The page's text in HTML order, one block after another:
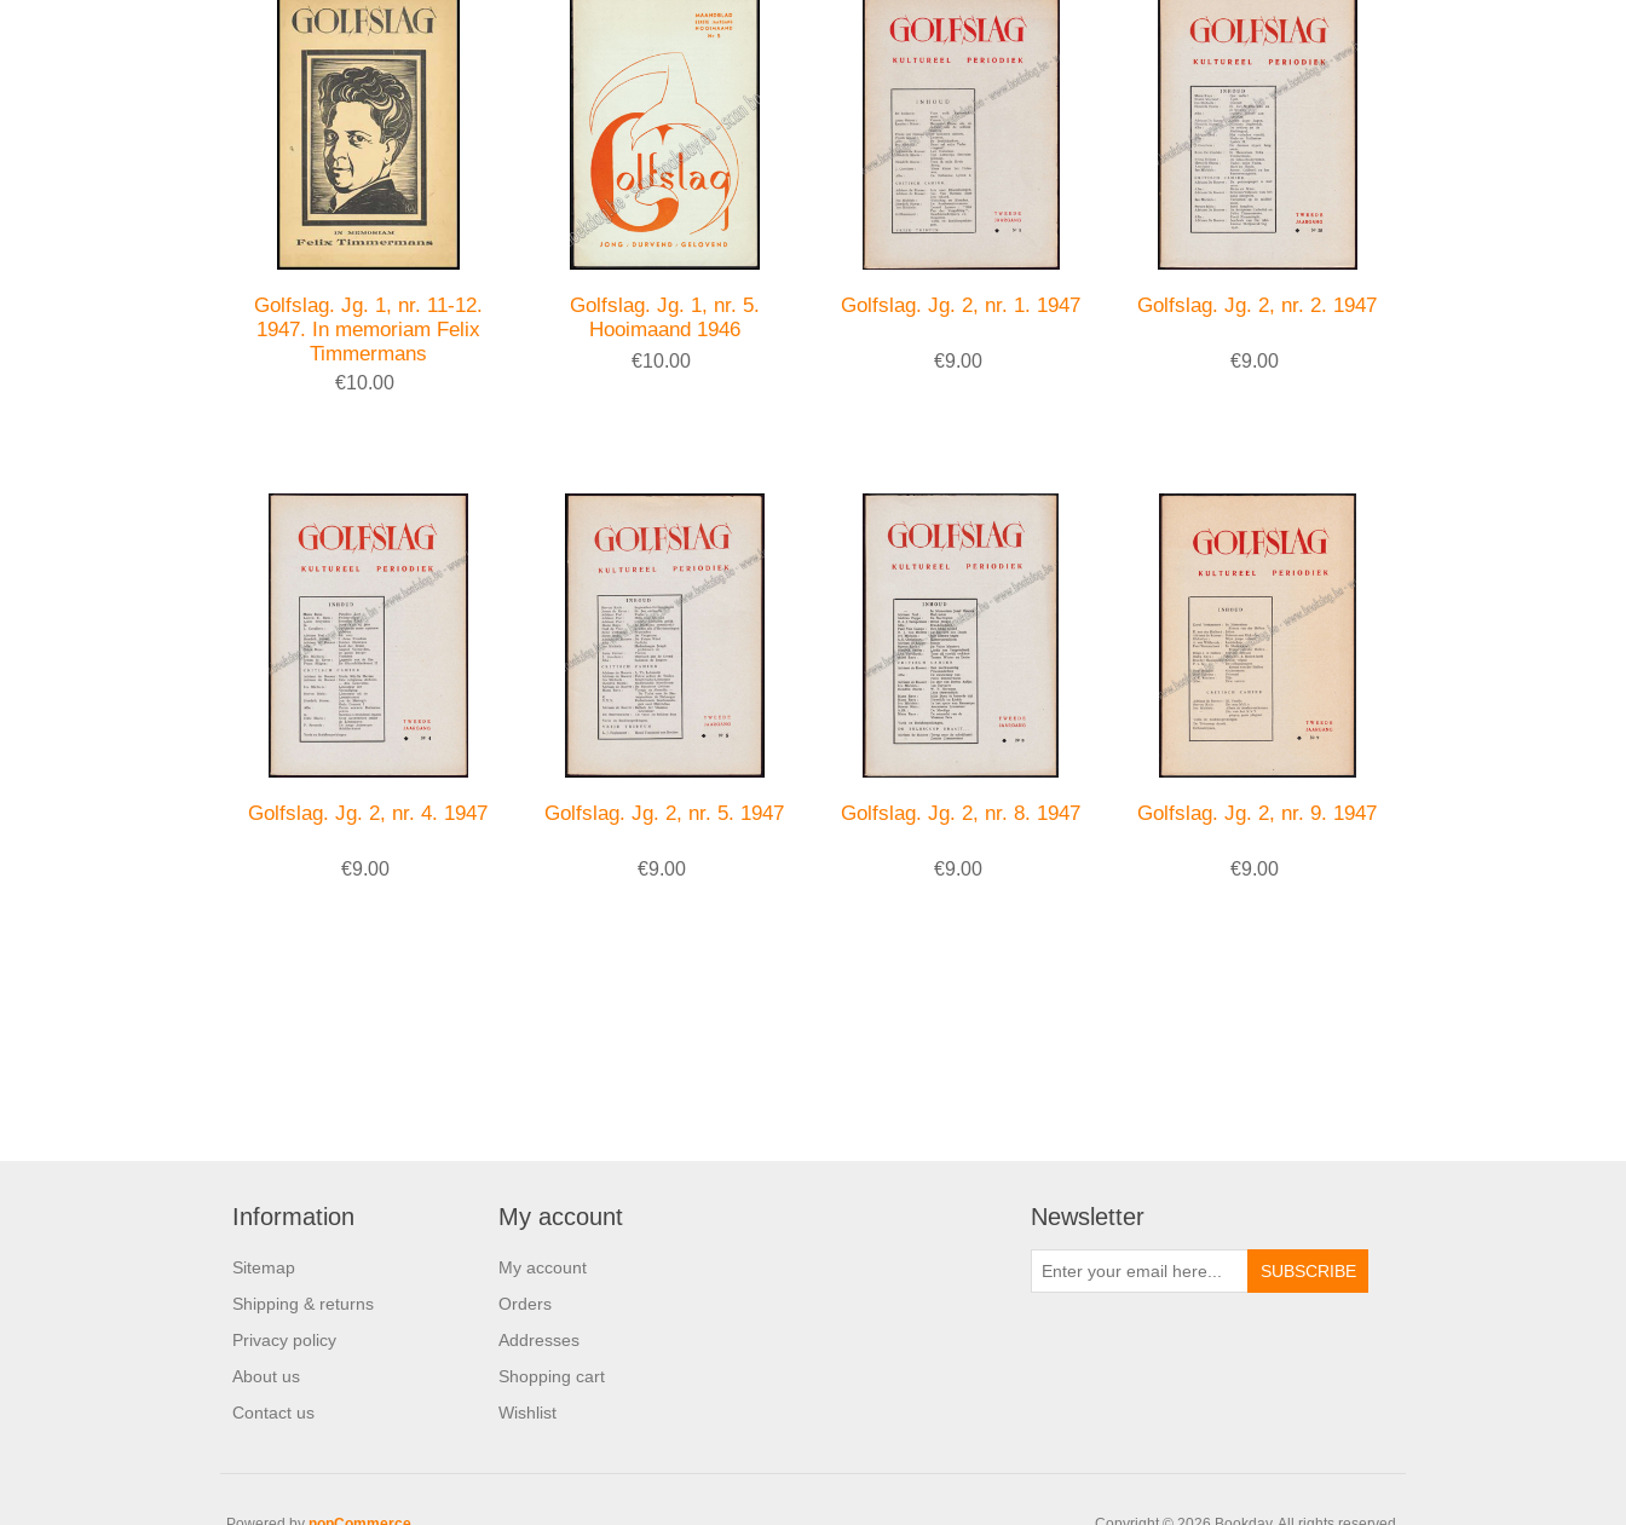
Golfslag. Jg. 1, nr. 11-12.
1947. In memoriam Felix
Timmermans
€10.00
Golfslag. Jg. 1, nr. 5.
Hooimaand 1946
€10.00
Golfslag. Jg. 2, nr. 1. 1947
€9.00
Golfslag. Jg. 2, nr. 2. 1947
€9.00
Golfslag. Jg. 2, nr. 4. 1947
€9.00
Golfslag. Jg. 2, nr. 5. 1947
€9.00
Golfslag. Jg. 2, nr. 8. 1947
€9.00
Golfslag. Jg. 2, nr. 9. 1947
€9.00
Information
Sitemap
Shipping & returns
Privacy policy
About us
Contact us
My account
My account
Orders
Addresses
Shopping cart
Wishlist
Newsletter